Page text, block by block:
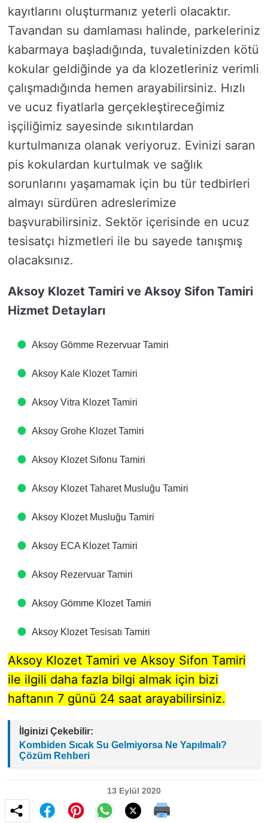
kayıtlarını oluşturmanız yeterli olacaktır.
Tavandan su damlaması halinde, parkeleriniz
kabarmaya başladığında, tuvaletinizden kötü
kokular geldiğinde ya da klozetleriniz verimli
çalışmadığında hemen arayabilirsiniz. Hızlı
ve ucuz fiyatlarla gerçekleştireceğimiz
işçiliğimiz sayesinde sıkıntılardan
kurtulmanıza olanak veriyoruz. Evinizi saran
pis kokulardan kurtulmak ve sağlık
sorunlarını yaşamamak için bu tür tedbirleri
almayı sürdüren adreslerimize
başvurabilirsiniz. Sektör içerisinde en ucuz
tesisatçı hizmetleri ile bu sayede tanışmış
olacaksınız.
Aksoy Klozet Tamiri ve Aksoy Sifon Tamiri
Hizmet Detayları
Aksoy Gömme Rezervuar Tamiri
Aksoy Kale Klozet Tamiri
Aksoy Vitra Klozet Tamiri
Aksoy Grohe Klozet Tamiri
Aksoy Klozet Sifonu Tamiri
Aksoy Klozet Taharet Musluğu Tamiri
Aksoy Klozet Musluğu Tamiri
Aksoy ECA Klozet Tamiri
Aksoy Rezervuar Tamiri
Aksoy Gömme Klozet Tamiri
Aksoy Klozet Tesisatı Tamiri
Aksoy Klozet Tamiri ve Aksoy Sifon Tamiri
ile ilgili daha fazla bilgi almak için bizi
haftanın 7 günü 24 saat arayabilirsiniz.
İlginizi Çekebilir:
Kombiden Sıcak Su Gelmiyorsa Ne Yapılmalı?
Çözüm Rehberi
13 Eylül 2020